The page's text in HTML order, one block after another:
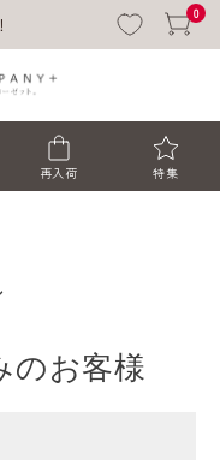
0
再入荷 特集
のお客様